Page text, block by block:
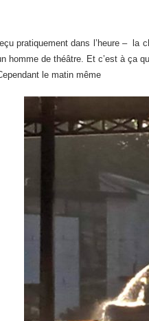
pratiquement dans l’heure – la
homme de théâtre. Et c’est à ça
le matin même